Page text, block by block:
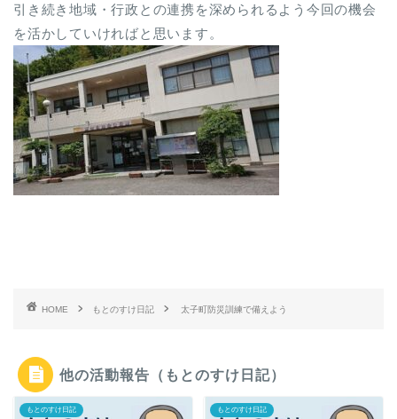
引き続き地域・行政との連携を深められるよう今回の機会
を活かしていければと思います。
HOME もとのすけ日記 太子町防災訓練で備えよう
他の活動報告（もとのすけ日記）
もとのすけ日記 もとのすけ日記